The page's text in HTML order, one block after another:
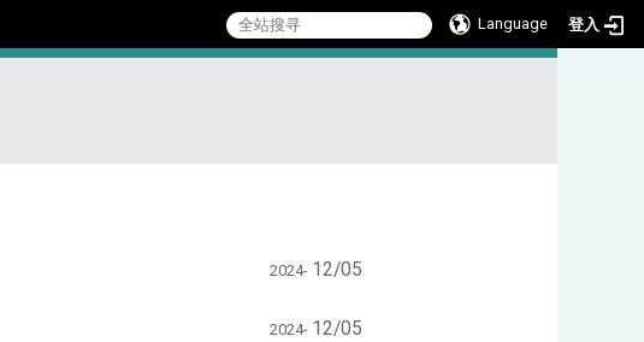
Language 登入
2024- 12/05
2024- 12/05